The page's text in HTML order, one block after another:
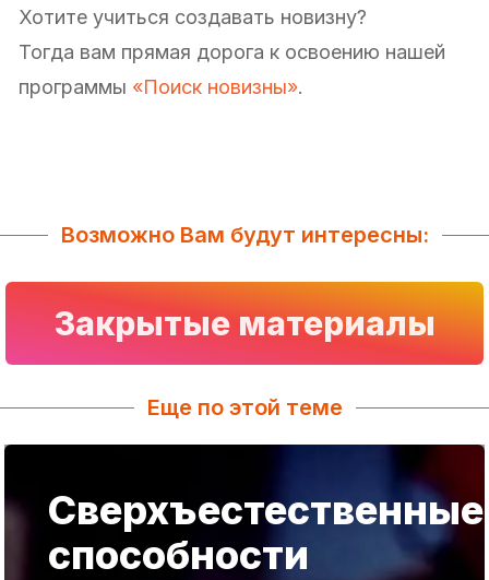
Хотите учиться создавать новизну?
Тогда вам прямая дорога к освоению нашей
программы «Поиск новизны».
Возможно Вам будут интересны:
Закрытые материалы
Еще по этой теме
Сверхъестественные
способности